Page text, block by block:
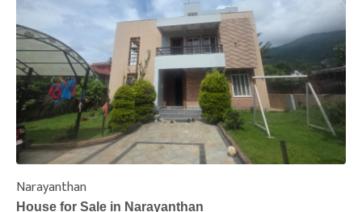
Narayanthan
House for Sale in Narayanthan